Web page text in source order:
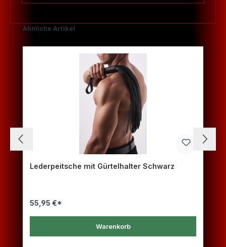
Produktgalerie überspringen
Ähnliche Artikel
Lederpeitsche mit Gürtelhalter Schwarz
55,95 €*
Warenkorb